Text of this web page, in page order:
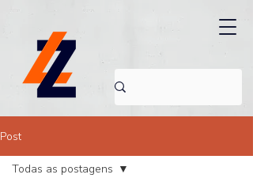
Post
Todas as postagens